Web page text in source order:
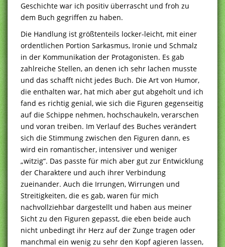
Geschichte war ich positiv überrascht und froh zu
dem Buch gegriffen zu haben.
Die Handlung ist größtenteils locker-leicht, mit einer
ordentlichen Portion Sarkasmus, Ironie und Schmalz
in der Kommunikation der Protagonisten. Es gab
zahlreiche Stellen, an denen ich sehr lachen musste
und das schafft nicht jedes Buch. Die Art von Humor,
die enthalten war, hat mich aber gut abgeholt und ich
fand es richtig genial, wie sich die Figuren gegenseitig
auf die Schippe nehmen, hochschaukeln, verarschen
und voran treiben. Im Verlauf des Buches verändert
sich die Stimmung zwischen den Figuren dann, es
wird ein romantischer, intensiver und weniger
„witzig“. Das passte für mich aber gut zur Entwicklung
der Charaktere und auch ihrer Verbindung
zueinander. Auch die Irrungen, Wirrungen und
Streitigkeiten, die es gab, waren für mich
nachvollziehbar dargestellt und haben aus meiner
Sicht zu den Figuren gepasst, die eben beide auch
nicht unbedingt ihr Herz auf der Zunge tragen oder
manchmal ein wenig zu sehr den Kopf agieren lassen,